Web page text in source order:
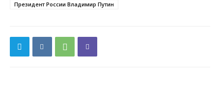
Президент России Владимир Путин